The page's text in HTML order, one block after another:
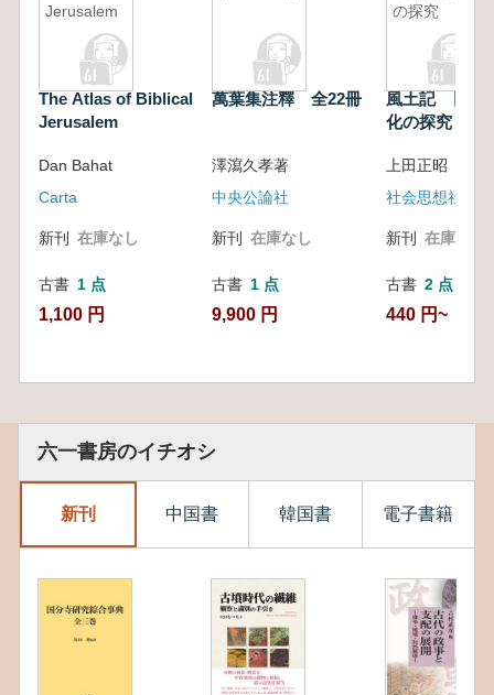
Jerusalem
The Atlas of Biblical
Jerusalem
Dan Bahat
Carta
新刊 在庫なし
古書 1 点
1,100 円
萬葉集注釋 全22冊
澤瀉久孝著
中央公論社
新刊 在庫なし
古書 1 点
9,900 円
の探究
風土記 日本
化の探究
上田正昭 編
社会思想社
新刊 在庫なし
古書 2 点
440 円~
六一書房のイチオシ
新刊 中国書 韓国書 電子書籍